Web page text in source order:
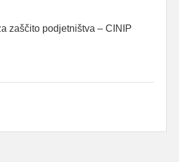
zaščito podjetništva – CINIP